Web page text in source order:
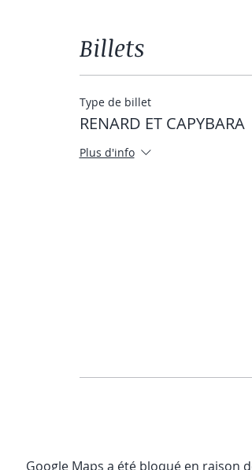
Billets
Type de billet
RENARD ET CAPYBARA
Plus d'info
Google Maps a été bloqué en raison